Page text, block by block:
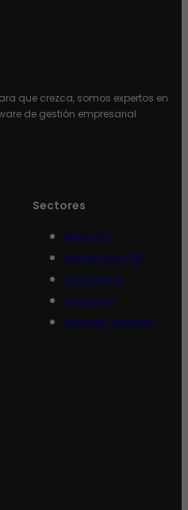
que crezca, somos expertos en
de gestión empresarial.
Sectores
Retail B2C
Distribución B2B
Ecommerce
Financiero
Almacén logístico